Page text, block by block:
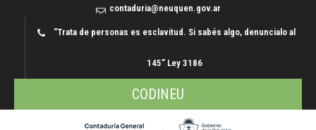
contaduria@neuquen.gov.ar
“Trata de personas es esclavitud. Si sabés algo, denuncialo al
145” Ley 3186
CODINEU